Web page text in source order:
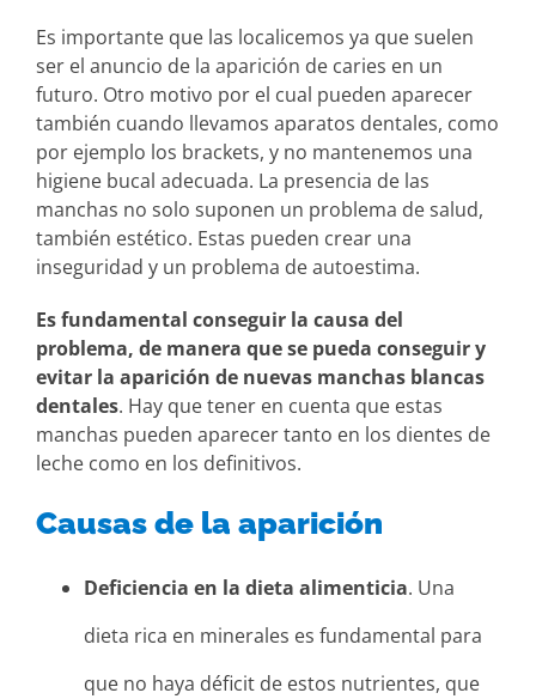
Es importante que las localicemos ya que suelen
ser el anuncio de la aparición de caries en un
futuro. Otro motivo por el cual pueden aparecer
también cuando llevamos aparatos dentales, como
por ejemplo los brackets, y no mantenemos una
higiene bucal adecuada. La presencia de las
manchas no solo suponen un problema de salud,
también estético. Estas pueden crear una
inseguridad y un problema de autoestima.
Es fundamental conseguir la causa del
problema, de manera que se pueda conseguir y
evitar la aparición de nuevas manchas blancas
dentales. Hay que tener en cuenta que estas
manchas pueden aparecer tanto en los dientes de
leche como en los definitivos.
Causas de la aparición
Deficiencia en la dieta alimenticia. Una
dieta rica en minerales es fundamental para
que no haya déficit de estos nutrientes, que